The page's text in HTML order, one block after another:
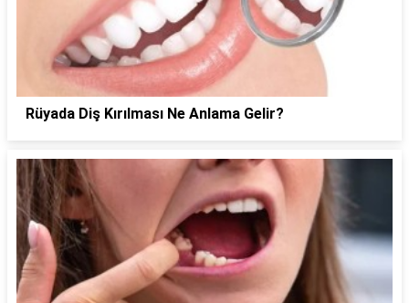
Rüyada Diş Kırılması Ne Anlama Gelir?